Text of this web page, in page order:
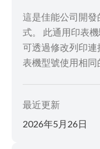
這是佳能公司開發
式。 此通用印表機
可透過修改列印
表機型號使用相同
最近更新
2026年5月26日